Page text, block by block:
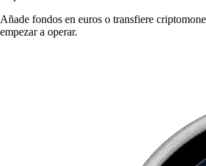
Añade fondos en euros o transfiere
empezar a operar.